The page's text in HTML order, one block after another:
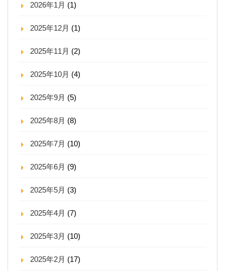
2026年1月 (1)
2025年12月 (1)
2025年11月 (2)
2025年10月 (4)
2025年9月 (5)
2025年8月 (8)
2025年7月 (10)
2025年6月 (9)
2025年5月 (3)
2025年4月 (7)
2025年3月 (10)
2025年2月 (17)